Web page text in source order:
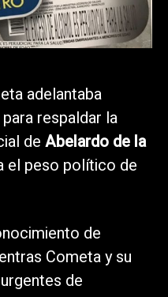
adelantaba
para respaldar la
de Abelardo de la
el peso político de
de
Cometa y su
de